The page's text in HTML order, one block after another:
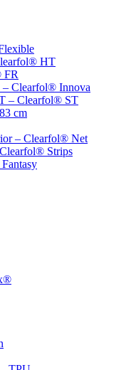
HT
FR
– Clearfol® Innova
– Clearfol® ST
cm
– Clearfol® Net
Strips